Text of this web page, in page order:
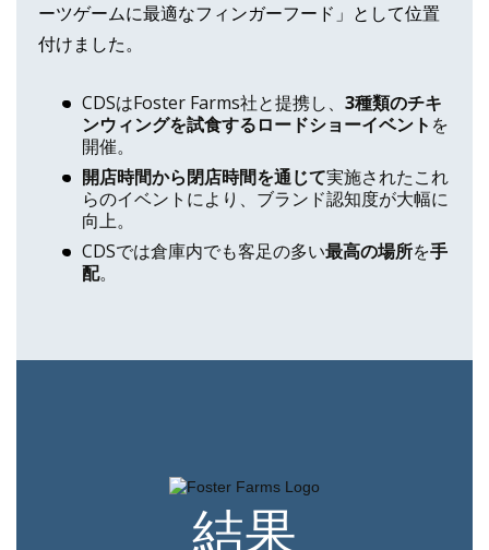
ーツゲームに最適なフィンガーフード」として位置
付けました。
CDSはFoster Farms社と提携し、 3種類のチキ
ンウィングを試食するロードショーイベント を
開催。
開店時間から閉店時間を通じて実施されたこれ
らのイベントにより、ブランド認知度が大幅に
向上。
CDSでは倉庫内でも客足の多い最高の場所を手
配。
結果